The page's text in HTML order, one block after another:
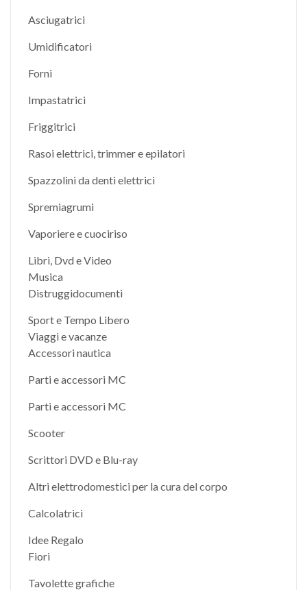
Asciugatrici
Umidificatori
Forni
Impastatrici
Friggitrici
Rasoi elettrici, trimmer e epilatori
Spazzolini da denti elettrici
Spremiagrumi
Vaporiere e cuociriso
Libri, Dvd e Video
Musica
Distruggidocumenti
Sport e Tempo Libero
Viaggi e vacanze
Accessori nautica
Parti e accessori MC
Parti e accessori MC
Scooter
Scrittori DVD e Blu-ray
Altri elettrodomestici per la cura del corpo
Calcolatrici
Idee Regalo
Fiori
Tavolette grafiche